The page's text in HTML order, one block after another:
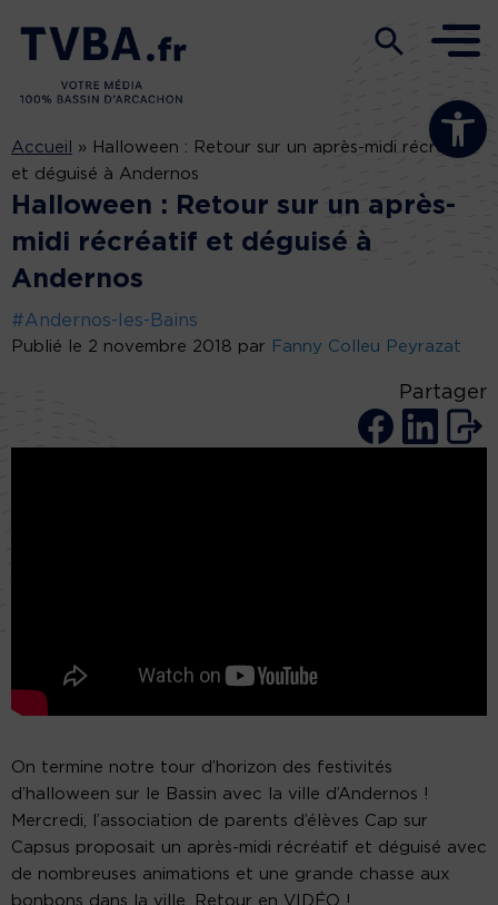
Ouvrir la
Accueil » Halloween : Retour sur un après-midi récréatif
et déguisé à Andernos
Halloween : Retour sur un après-
midi récréatif et déguisé à
Andernos
#Andernos-les-Bains
Publié le 2 novembre 2018 par Fanny Colleu Peyrazat
Partager
On termine notre tour d’horizon des festivités
d’halloween sur le Bassin avec la ville d’Andernos !
Mercredi, l’association de parents d’élèves Cap sur
Capsus proposait un après-midi récréatif et déguisé avec
de nombreuses animations et une grande chasse aux
bonbons dans la ville. Retour en VIDÉO !